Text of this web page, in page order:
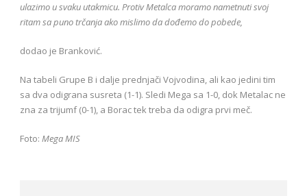
ulazimo u svaku utakmicu. Protiv Metalca moramo nametnuti svoj
ritam sa puno trčanja ako mislimo da dođemo do pobede,
dodao je Branković.
Na tabeli Grupe B i dalje prednjači Vojvodina, ali kao jedini tim
sa dva odigrana susreta (1-1). Sledi Mega sa 1-0, dok Metalac ne
zna za trijumf (0-1), a Borac tek treba da odigra prvi meč.
Foto: Mega MIS